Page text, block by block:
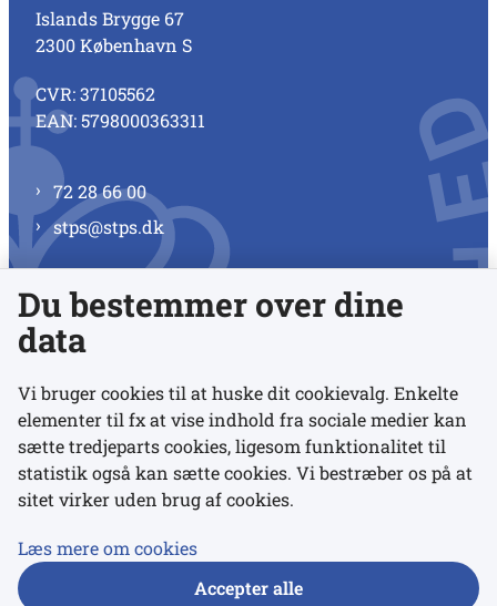
Islands Brygge 67
2300 København S
CVR: 37105562
EAN: 5798000363311
72 28 66 00
stps@stps.dk
Se alle kontaktnumre
Links
Udgivelser
Du bestemmer over dine
data
Vi bruger cookies til at huske dit cookievalg. Enkelte
elementer til fx at vise indhold fra sociale medier kan
sætte tredjeparts cookies, ligesom funktionalitet til
statistik også kan sætte cookies. Vi bestræber os på at
sitet virker uden brug af cookies.
Læs mere om cookies
Accepter alle